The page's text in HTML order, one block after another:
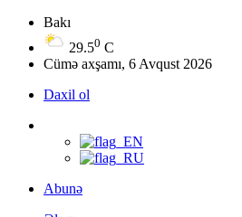
Bakı
29.50 C
Cümə axşamı, 6 Avqust 2026
Daxil ol
Abunə